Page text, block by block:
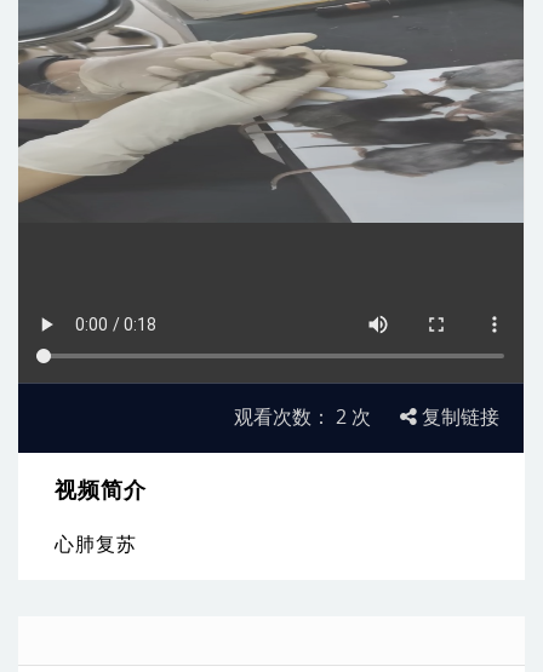
观看次数： 2 次 复制链接
视频简介
心肺复苏